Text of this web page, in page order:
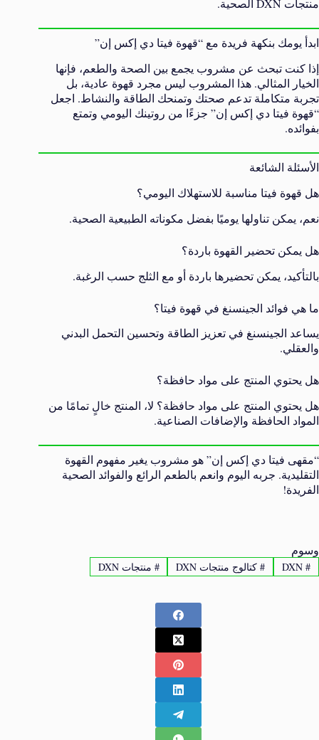
منتجات DXN الصحية.
ابدأ يومك بنكهة فريدة مع “قهوة فيتا دي إكس إن”
إذا كنت تبحث عن مشروب يجمع بين الصحة والطعم، فإنها
الخيار المثالي. هذا المشروب ليس مجرد قهوة عادية، بل
تجربة متكاملة تدعم صحتك وتمنحك الطاقة والنشاط. اجعل
“قهوة فيتا دي إكس إن” جزءًا من روتينك اليومي وتمتع
بفوائده.
الأسئلة الشائعة
هل قهوة فيتا مناسبة للاستهلاك اليومي؟
نعم، يمكن تناولها يوميًا بفضل مكوناته الطبيعية الصحية.
هل يمكن تحضير القهوة باردة؟
بالتأكيد، يمكن تحضيرها باردة أو مع الثلج حسب الرغبة.
ما هي فوائد الجينسنغ في قهوة فيتا؟
يساعد الجينسنغ في تعزيز الطاقة وتحسين التحمل البدني
والعقلي.
هل يحتوي المنتج على مواد حافظة؟
هل يحتوي المنتج على مواد حافظة؟ لا، المنتج خالٍ تمامًا من
المواد الحافظة والإضافات الصناعية.
“مقهى فيتا دي إكس إن” هو مشروب يغير مفهوم القهوة
التقليدية. جربه اليوم وانعم بالطعم الرائع والفوائد الصحية
الفريدة!
وسوم
#
DXN
#كتالوج منتجات DXN # منتجات DXN